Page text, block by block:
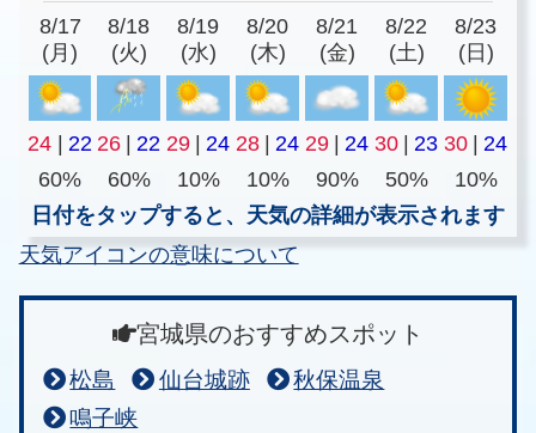
8/17
(月)
8/18
(火)
8/19
(水)
8/20
(木)
8/21
(金)
8/22
(土)
8/23
(日)
24 | 22 26 | 22 29 | 24 28 | 24 29 | 24 30 | 23 30 | 24
60%
60% 10% 10% 90% 50%
10%
日付をタップすると、天気の詳細が表示されます
天気アイコンの意味について
宮城県のおすすめスポット
松島 仙台城跡
秋保温泉
鳴子峡